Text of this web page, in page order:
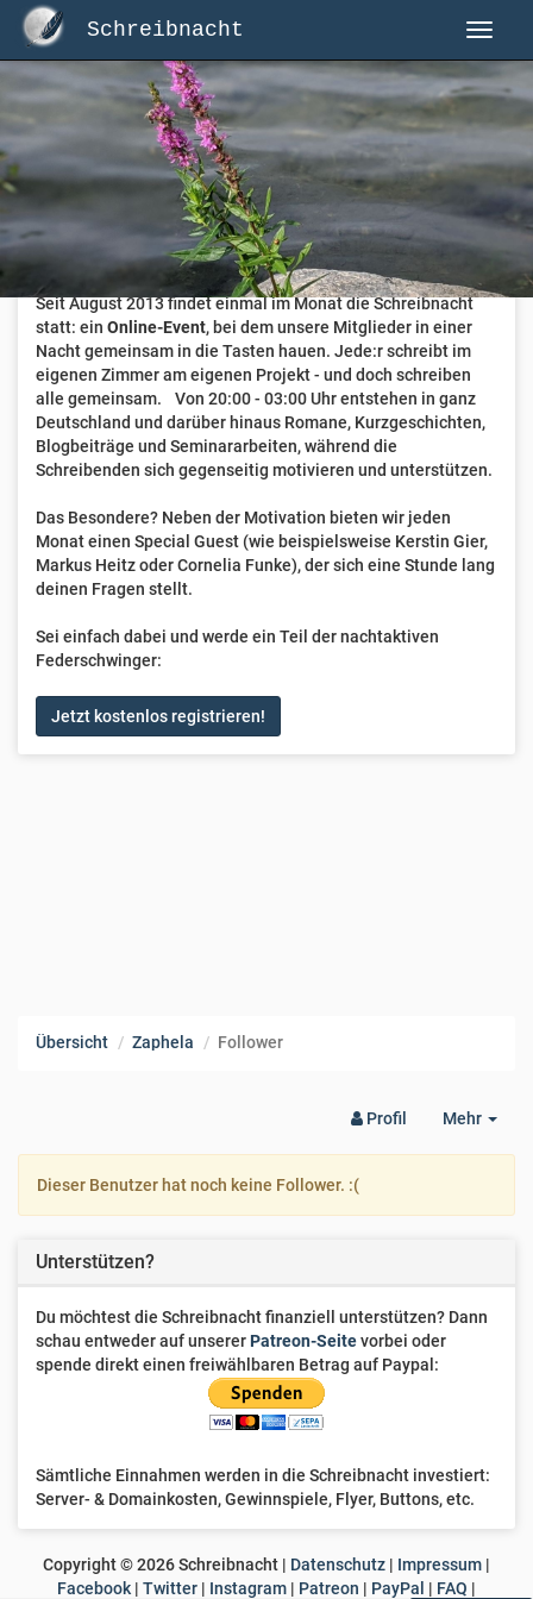
Schreibnacht
Herzlich Willkommen auf Schreibnacht.de
Hier erwartet dich eine aktive Federschwinger-Community
mit über 3.000 Mitgliedern.
Willkommen ist jede Person, die gerne schreibt. Alter, Genre
und Erfahrung sind nicht relevant, es zählt allein die Liebe
zum geschriebenen Wort.
Seit August 2013 findet einmal im Monat die Schreibnacht
statt: ein Online-Event, bei dem unsere Mitglieder in einer
Nacht gemeinsam in die Tasten hauen. Jede:r schreibt im
eigenen Zimmer am eigenen Projekt - und doch schreiben
alle gemeinsam. Von 20:00 - 03:00 Uhr entstehen in ganz
Deutschland und darüber hinaus Romane, Kurzgeschichten,
Blogbeiträge und Seminararbeiten, während die
Schreibenden sich gegenseitig motivieren und unterstützen.
Das Besondere? Neben der Motivation bieten wir jeden
Monat einen Special Guest (wie beispielsweise Kerstin Gier,
Markus Heitz oder Cornelia Funke), der sich eine Stunde lang
deinen Fragen stellt.
Sei einfach dabei und werde ein Teil der nachtaktiven
Federschwinger:
Jetzt kostenlos registrieren!
Übersicht Zaphela Follower
Mehr
Profil
Dieser Benutzer hat noch keine Follower. :(
Unterstützen?
Du möchtest die Schreibnacht finanziell unterstützen? Dann
schau entweder auf unsererPatreon-Seitevorbei oder
spende direkt einen freiwählbaren Betrag auf Paypal:
Sämtliche Einnahmen werden in die Schreibnacht investiert:
Server- & Domainkosten, Gewinnspiele, Flyer, Buttons, etc.
Copyright ©2026Schreibnacht | Datenschutz | Impressum |
Facebook | Twitter | Instagram | Patreon | PayPal | FAQ |